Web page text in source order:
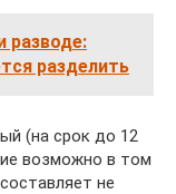
разводе:
разделить
(на срок до 12
возможно в том
не